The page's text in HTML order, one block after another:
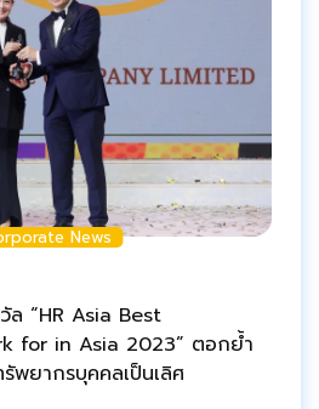
News
ล “HR Asia Best
for in Asia 2023” ตอกย้ำ
พยากรบุคคลเป็นเลิศ